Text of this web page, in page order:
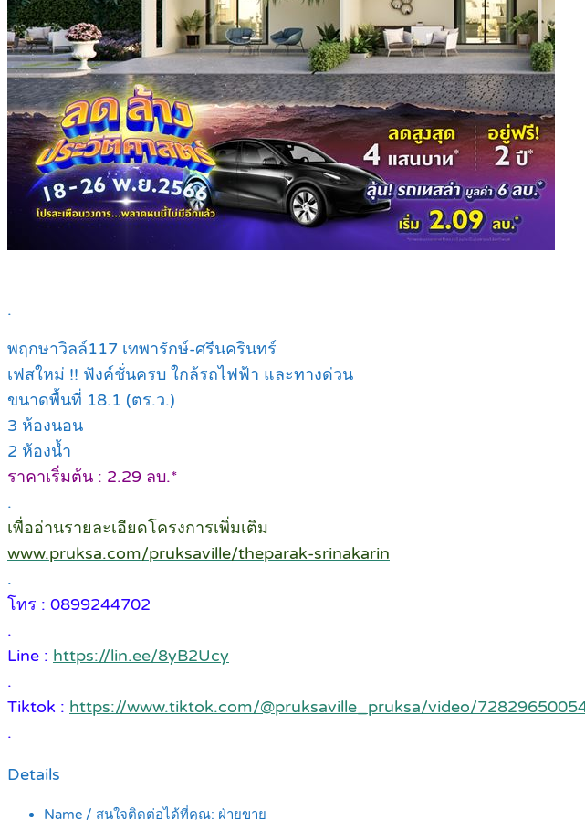
.
พฤกษาวิลล์117 เทพารักษ์-ศรีนครินทร์
เฟสใหม่ !! ฟังค์ชั่นครบ ใกล้รถไฟฟ้า และทางด่วน
ขนาดพื้นที่ 18.1 (ตร.ว.)
3 ห้องนอน
2 ห้องน้ำ
ราคาเริ่มต้น : 2.29 ลบ.*
.
เพื่ออ่านรายละเอียดโครงการเพิ่มเติม
www.pruksa.com/pruksaville/theparak-srinakarin
.
โทร : 0899244702
.
Line : https://lin.ee/8yB2Ucy
.
Tiktok : https://www.tiktok.com/@pruksaville_pruksa/video/
.
Details
Name / สนใจติดต่อได้ที่คุณ: ฝ่ายขาย